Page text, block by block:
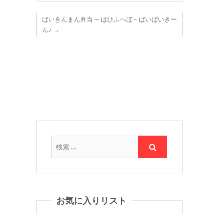
ばいきんまん弁当 – はひふへほ～ばいばいきー
ん♪ →
お気に入りリスト